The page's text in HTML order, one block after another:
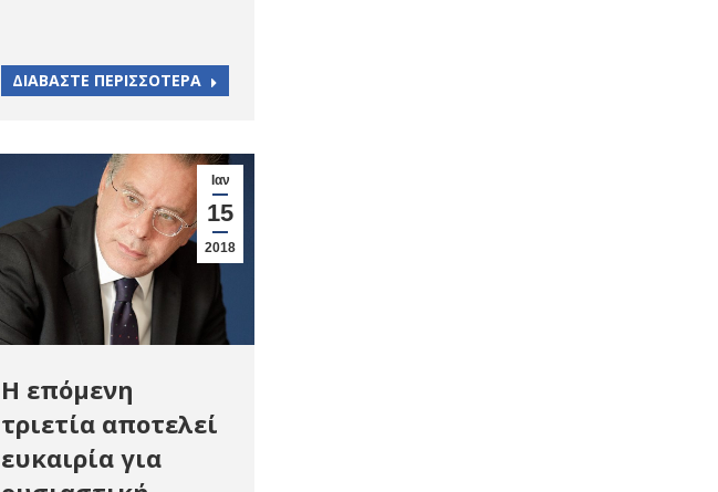
ΔΙΑΒΑΣΤΕ ΠΕΡΙΣΣΟΤΕΡΑ
Ιαν
15
2018
Η επόμενη
τριετία αποτελεί
ευκαιρία για